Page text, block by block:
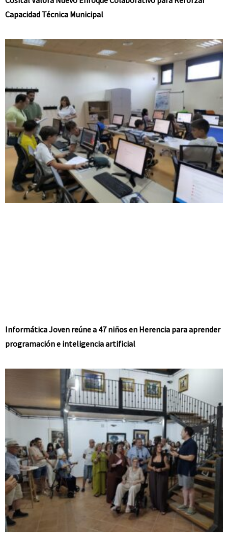
Capacidad Técnica Municipal
Informática Joven reúne a 47 niños en Herencia para aprender
programación e inteligencia artificial